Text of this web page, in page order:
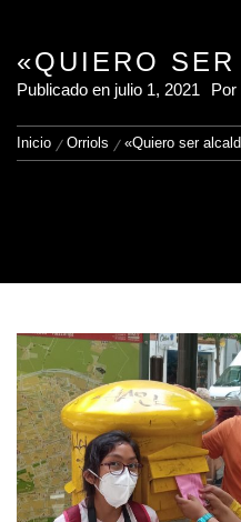
«QUIERO
Publicado en julio 1, 2021 Por
Inicio Orriols «Quiero ser